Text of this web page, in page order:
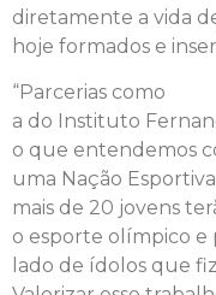
diretamente a vida
hoje formados e
“Parcerias como
a do Instituto
o que entendemos
uma Nação
mais de 20 jovens
o esporte olímpico e
lado de ídolos que